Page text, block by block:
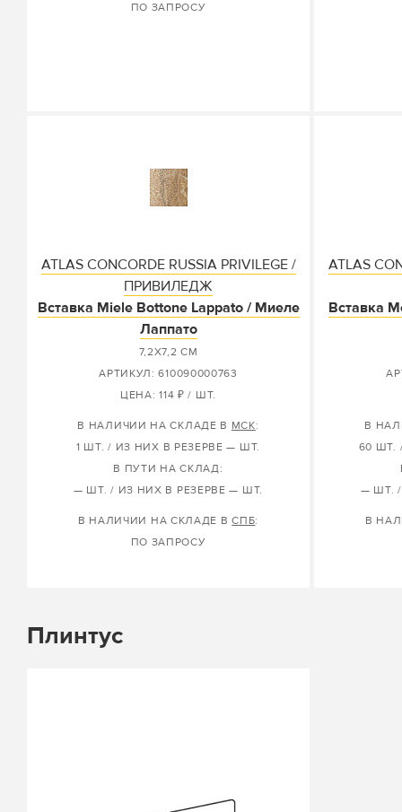
ПО ЗАПРОСУ
ATLAS CONCORDE RUSSIA PRIVILEGE /
ПРИВИЛЕДЖ
Вставка Miele Bottone Lappato / Миеле
Лаппато
7,2X7,2 СМ
АРТИКУЛ: 610090000763
ЦЕНА: 114 ₽ / ШТ.
В НАЛИЧИИ НА СКЛАДЕ В МСК:
1 ШТ. / ИЗ НИХ В РЕЗЕРВЕ — ШТ.
В ПУТИ НА СКЛАД:
— ШТ. / ИЗ НИХ В РЕЗЕРВЕ — ШТ.
В НАЛИЧИИ НА СКЛАДЕ ВСПБ:
ПО ЗАПРОСУ
ATLAS
Вставка
В
60 ШТ.
— ШТ.
В
Плинтус